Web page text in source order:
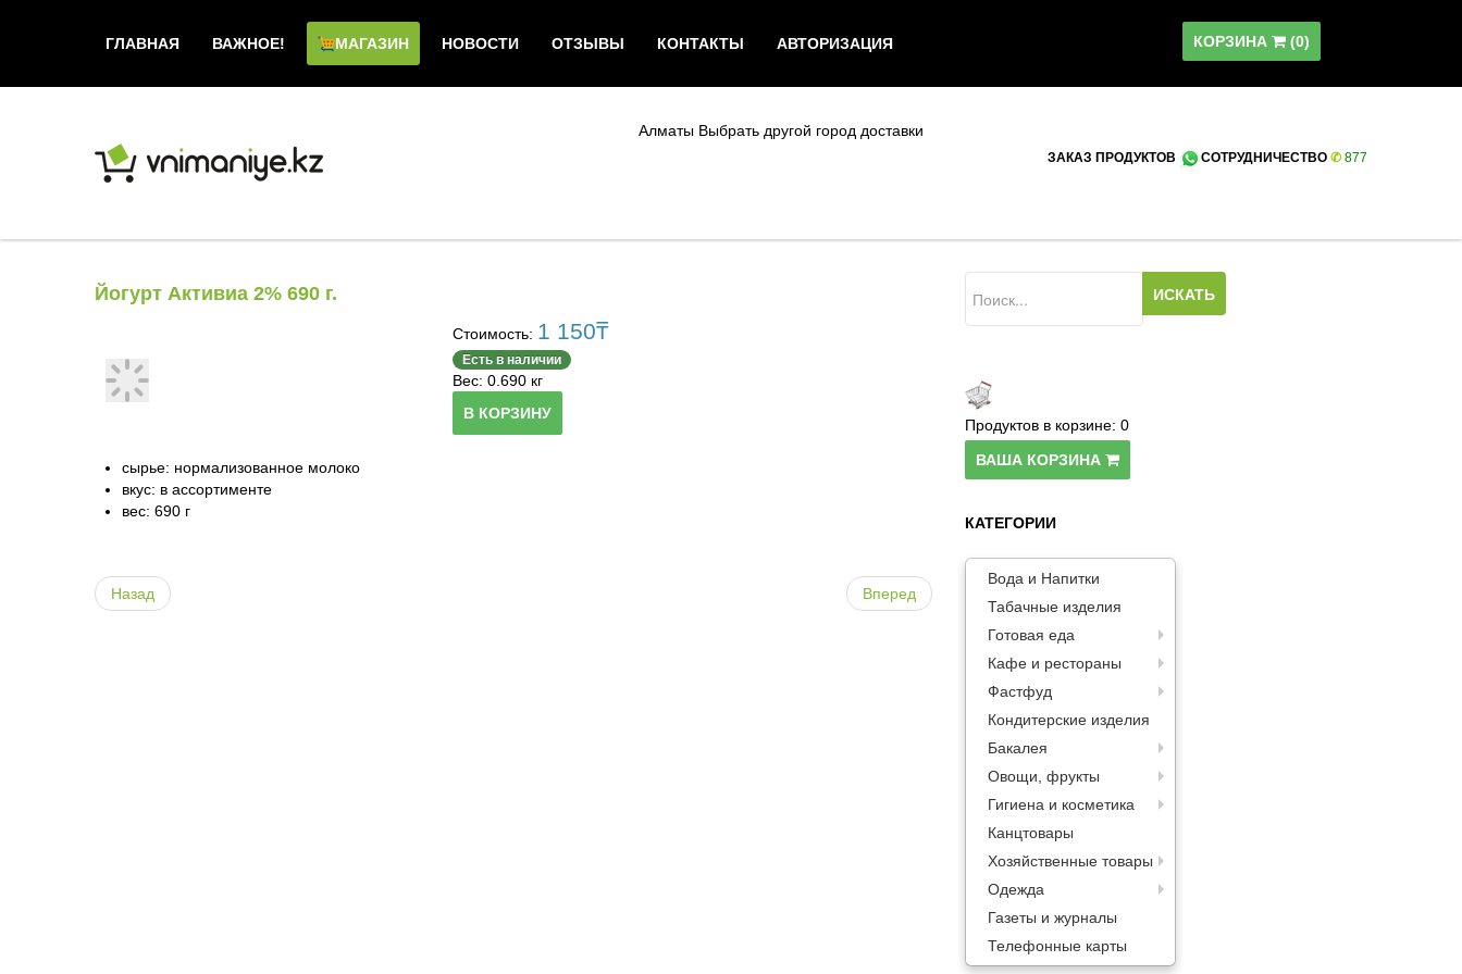
ГЛАВНАЯ ВАЖНОЕ! МАГАЗИН НОВОСТИ ОТЗЫВЫ КОНТАКТЫ АВТОРИЗАЦИЯ КОРЗИНА (0)
Алматы Выбрать другой город доставки
ЗАКАЗ ПРОДУКТОВ СОТРУДНИЧЕСТВО ✆ 877
Йогурт Активиа 2% 690 г.
Стоимость: 1 150₸
Есть в наличии
Вес: 0.690 кг
В КОРЗИНУ
сырье: нормализованное молоко
вкус: в ассортименте
вес: 690 г
Назад Вперед
Продуктов в корзине: 0
ВАША КОРЗИНА
КАТЕГОРИИ
Вода и Напитки
Табачные изделия
Готовая еда
Кафе и рестораны
Фастфуд
Кондитерские изделия
Бакалея
Овощи, фрукты
Гигиена и косметика
Канцтовары
Хозяйственные товары
Одежда
Газеты и журналы
Телефонные карты